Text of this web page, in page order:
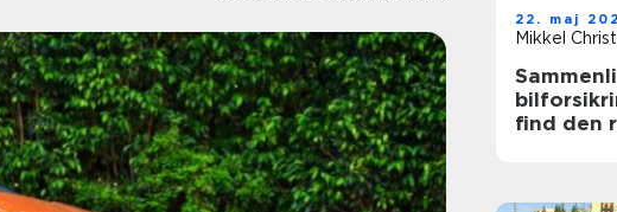
22. maj
Mikkel
find den